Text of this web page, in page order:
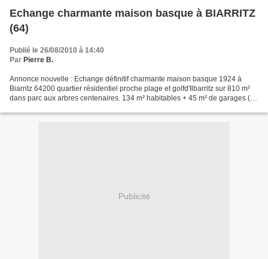
Echange charmante maison basque à BIARRITZ
(64)
Publié le 26/08/2010 à 14:40
Par Pierre B.
Annonce nouvelle : Echange définitif charmante maison basque 1924 à
Biarritz 64200 quartier résidentiel proche plage et golfd'Ilbarritz sur 810 m²
dans parc aux arbres centenaires. 134 m² habitables + 45 m² de garages (3)
Publicité